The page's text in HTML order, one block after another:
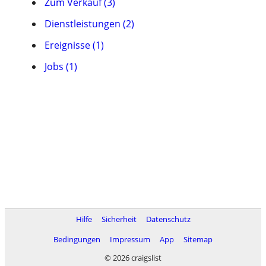
Dienstleistungen (2)
Ereignisse (1)
Jobs (1)
Hilfe Sicherheit
Datenschutz
Bedingungen
Impressum App
Sitemap
© 2026 craigslist